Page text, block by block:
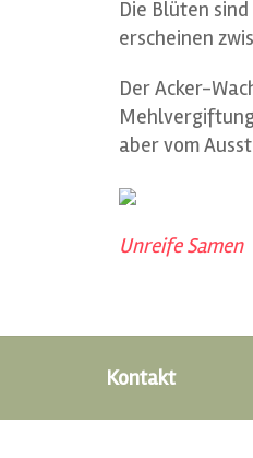
Die Blüten
erscheinen
Der Acker-
aber vom
Unreife Samen
Kontakt